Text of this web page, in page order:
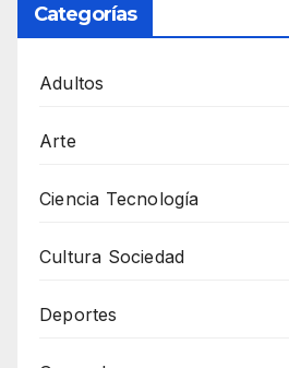
Categorías
Adultos
Arte
Ciencia Tecnología
Cultura Sociedad
Deportes